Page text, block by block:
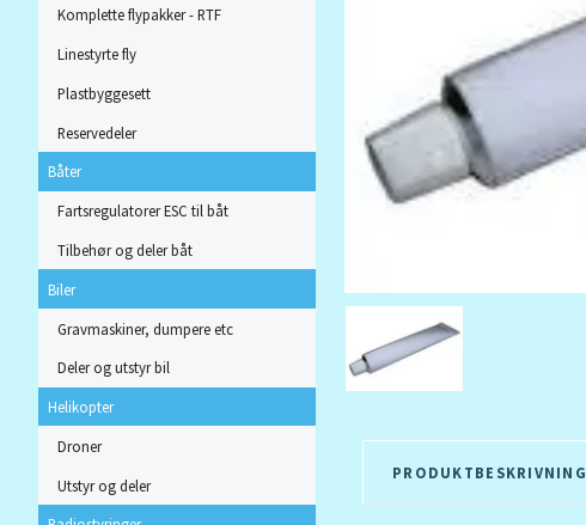
Komplette flypakker - RTF
Linestyrte fly
Plastbyggesett
Reservedeler
Båter
Fartsregulatorer ESC til båt
Tilbehør og deler båt
Biler
Gravmaskiner, dumpere etc
Deler og utstyr bil
Helikopter
Droner
Utstyr og deler
PRODUKTBESKRIVNING